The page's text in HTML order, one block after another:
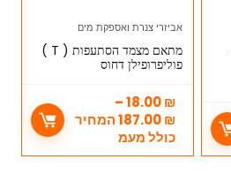
אביזרי צנרת ואספקת מים
מתאם מצמד הסתעפות ( T )
פוליפרופילן דחוס
18.00₪
–
187.00₪
המחיר
כולל מעמ